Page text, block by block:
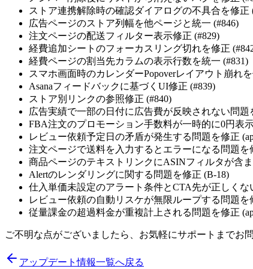
ストア連携解除時の確認ダイアログの不具合を修正
広告ページのストア列幅を他ページと統一 (#846)
注文ページの配送フィルター表示修正 (#829)
経費追加シートのフォーカスリング切れを修正
経費ページの割当先カラムの表示行数を統一 (#831)
スマホ画面時のカレンダーPopoverレイアウト崩れ
Asanaフィードバックに基づくUI修正 (#839)
ストア別リンクの参照修正 (#840)
広告実績で一部の日付に広告費が反映されない問題
FBA注文のプロモーション手数料が一時的に0円表
レビュー依頼予定日の矛盾が発生する問題を修正
注文ページで送料を入力するとエラーになる問題を
商品ページのテキストリンクにASINフィルタが含
Alertのレンダリングに関する問題を修正 (B-18)
仕入単価未設定のアラート条件とCTA先が正しくな
レビュー依頼の自動リスケが無限ループする問題を
従量課金の超過料金が重複計上される問題を修正
ご不明な点がございましたら、お気軽にサポートまでお
アップデート情報一覧へ戻る